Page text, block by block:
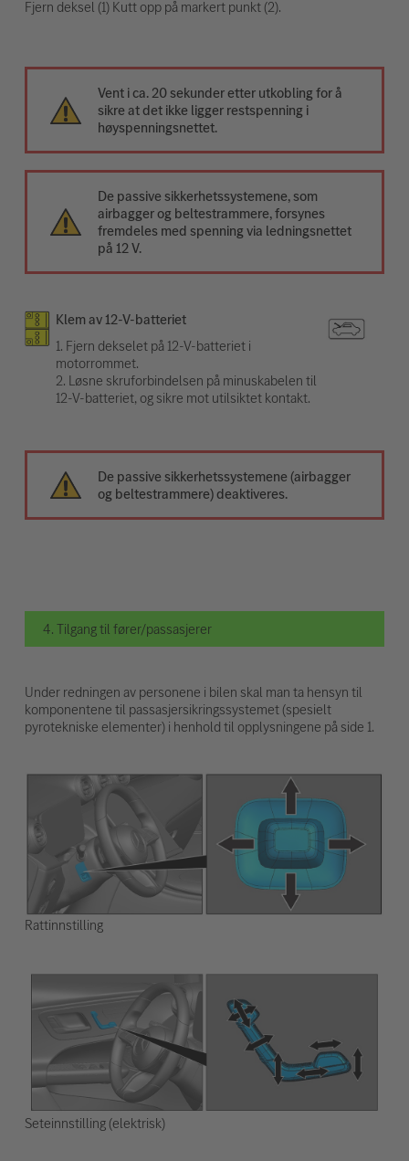
Fjern deksel (1) Kutt opp på markert punkt (2).
Vent i ca. 20 sekunder etter utkobling for å
sikre at det ikke ligger restspenning i
høyspenningsnettet.
De passive sikkerhetssystemene, som
airbagger og beltestrammere, forsynes
fremdeles med spenning via ledningsnettet
på 12 V.
Klem av 12-V-batteriet
1. Fjern dekselet på 12-V-batteriet i
motorrommet.
2. Løsne skruforbindelsen på minuskabelen til
12-V-batteriet, og sikre mot utilsiktet kontakt.
De passive sikkerhetssystemene (airbagger
og beltestrammere) deaktiveres.
4. Tilgang til fører/passasjerer
Under redningen av personene i bilen skal man ta hensyn til
komponentene til passasjersikringssystemet (spesielt
pyrotekniske elementer) i henhold til opplysningene på side 1.
Rattinnstilling
Seteinnstilling (elektrisk)